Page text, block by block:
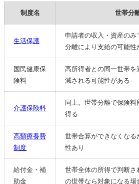
制度名 世帯分
生活保護
申請者の収入・資産の
分離により支給の可能性
国民健康保
険料
高所得者との同一世帯
減される可能性がある
介護保険料
同上。世帯分離で保険
得る
高額療養費
制度
世帯合算ができなくな
性あり
給付金・補
助金
世帯全体の所得で判断
の世帯なら対象になる場